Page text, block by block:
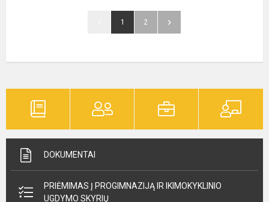
1 2
DOKUMENTAI
PRIĖMIMAS Į PROGIMNAZIJĄ IR IKIMOKYKLINIO
UGDYMO SKYRIŲ